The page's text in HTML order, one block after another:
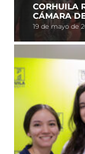
CORHUILA
CÁMARA
19 de mayo de